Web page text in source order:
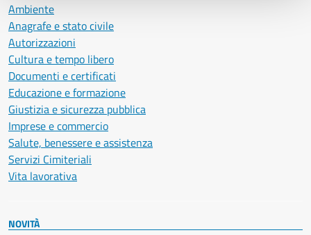
Ambiente
Anagrafe e stato civile
Autorizzazioni
Cultura e tempo libero
Documenti e certificati
Educazione e formazione
Giustizia e sicurezza pubblica
Imprese e commercio
Salute, benessere e assistenza
Servizi Cimiteriali
Vita lavorativa
NOVITÀ